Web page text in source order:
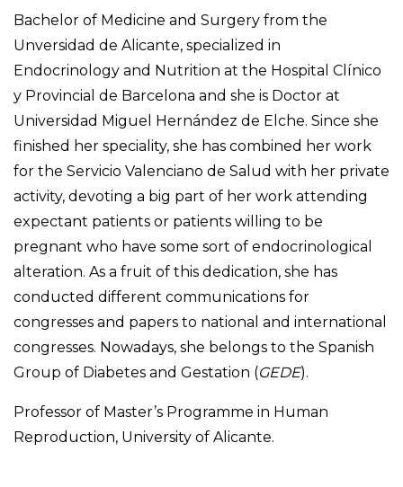
Bachelor of Medicine and Surgery from the
Unversidad de Alicante, specialized in
Endocrinology and Nutrition at the Hospital Clínico
y Provincial de Barcelona and she is Doctor at
Universidad Miguel Hernández de Elche. Since she
finished her speciality, she has combined her work
for the Servicio Valenciano de Salud with her private
activity, devoting a big part of her work attending
expectant patients or patients willing to be
pregnant who have some sort of endocrinological
alteration. As a fruit of this dedication, she has
conducted different communications for
congresses and papers to national and international
congresses. Nowadays, she belongs to the Spanish
Group of Diabetes and Gestation (GEDE).
Professor of Master’s Programme in Human
Reproduction, University of Alicante.